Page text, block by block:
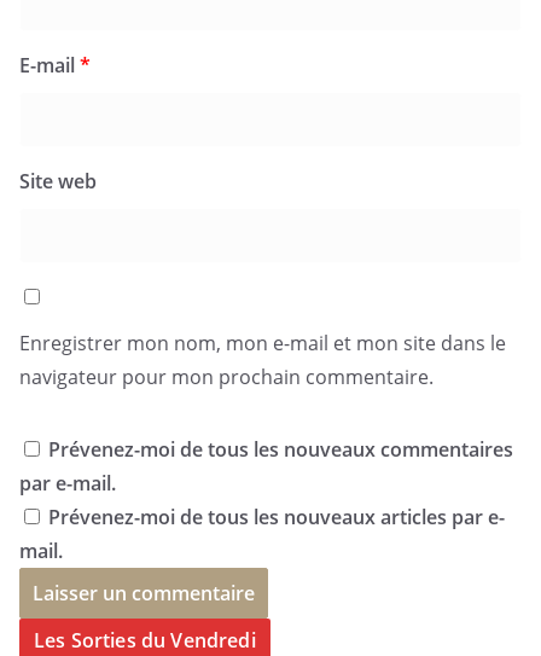
E-mail*
Site web
Enregistrer mon nom, mon e-mail et mon site dans le
navigateur pour mon prochain commentaire.
Prévenez-moi de tous les nouveaux commentaires
par e-mail.
Prévenez-moi de tous les nouveaux articles par e-
mail.
Les Sorties du Vendredi